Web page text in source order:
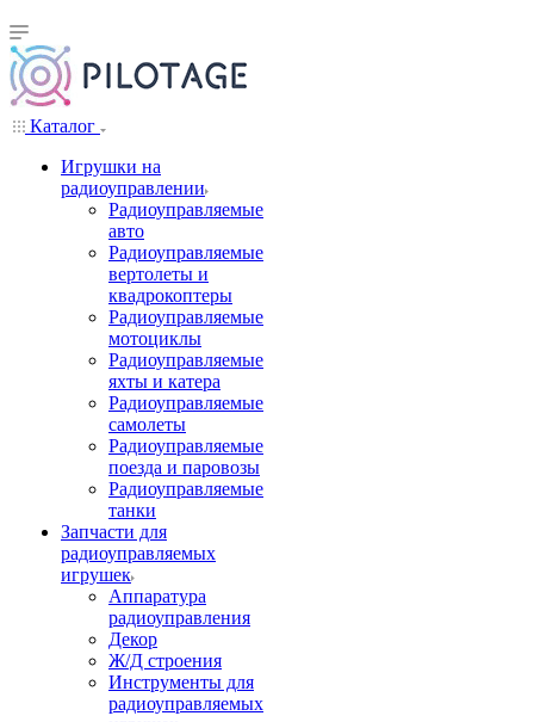
Каталог
Игрушки на
радиоуправлении
Радиоуправляемые
авто
Радиоуправляемые
вертолеты и
квадрокоптеры
Радиоуправляемые
мотоциклы
Радиоуправляемые
яхты и катера
Радиоуправляемые
самолеты
Радиоуправляемые
поезда и паровозы
Радиоуправляемые
танки
Запчасти для
радиоуправляемых
игрушек
Аппаратура
радиоуправления
Декор
Ж/Д строения
Инструменты для
радиоуправляемых